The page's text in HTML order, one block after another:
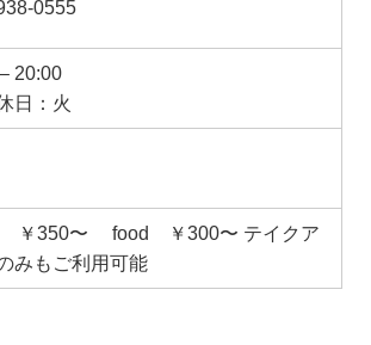
0555
20:00
日：火
￥350〜 food ￥300〜 テイクア
みもご利用可能